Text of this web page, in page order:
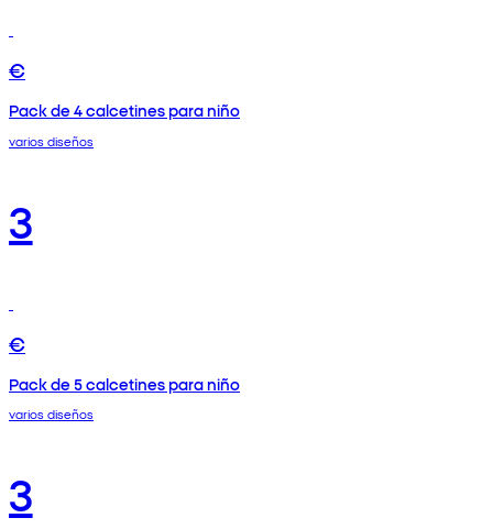
€
Pack de 4 calcetines para niño
varios diseños
3
€
Pack de 5 calcetines para niño
varios diseños
3